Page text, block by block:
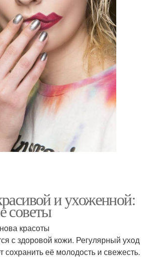
и ухоженной:
советы
красоты
с здоровой кожи. Регулярный уход
сохранить её молодость и свежесть.